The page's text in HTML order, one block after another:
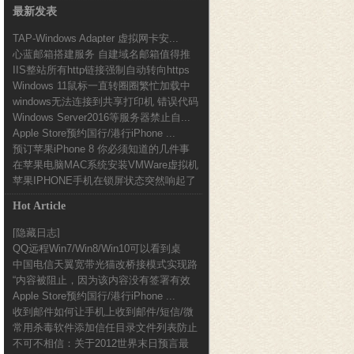
最新发表
TAP-Windows Adapter 虚拟网卡安...
心蓝邮箱搭建服务 自建域名邮箱值得推
荐IIS整站所有http链接强制自动转向https
设...
Windows 11鼠标一直转圈圈繁忙加载中
解决办...
windows无法连接到共享打印机 错误代码
0x0...
Windows Server2016等服务器禁止自...
Apple Store预约国行/港行iPhone ...
预订苹果iPhone 8 你必须知道的几件事
在苹果电脑MAC系统安装VMWare虚拟机
使用加密...
苹果IPHONE手机在锁屏状态突然响起了
一段音乐声...
Hot Article
[隐藏日志]
QQ远程Win7/Win8/Win10可以看到桌
面...
中国电信天翼宽带光猫改桥接模式实现路
由器拨号的方法...
“内容被阻止，因为该内容没有签署有效
的安全证书。”...
Apple Store预约国行/港行iPhone ...
收到邮件如何让手机上收到邮件/短信/微
信提醒
常用杀毒软件添加信任目录文件列表防止
误报图文教程
不可不相信：关于2012世界末日预言最